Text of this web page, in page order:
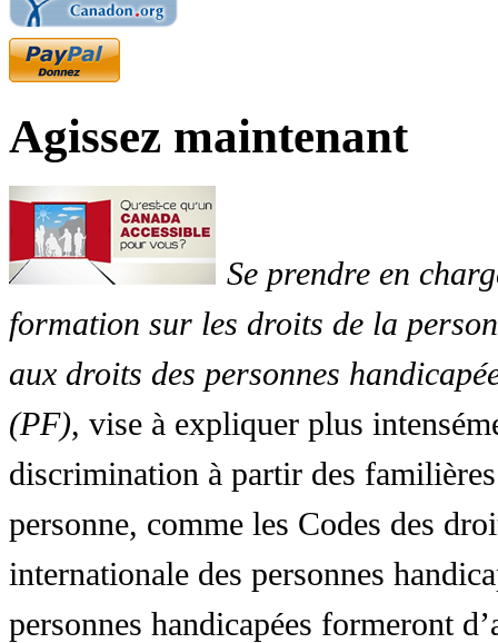
Agissez maintenant
Se prendre en
formation sur les droits de la
aux droits des personnes
(PF), vise à expliquer plus
discrimination à partir des
personne, comme les Codes des
internationale des personnes
personnes handicapées formeront